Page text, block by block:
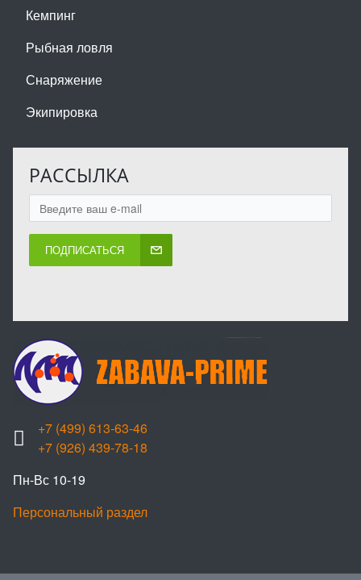
Кемпинг
Рыбная ловля
Снаряжение
Экипировка
РАССЫЛКА
ПОДПИСАТЬСЯ
+7 (499) 613-63-46
+7 (926) 439-78-18
Пн-Вс 10-19
Персональный раздел